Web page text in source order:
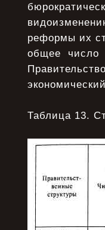
реформы их
общее число
Таблица 13.